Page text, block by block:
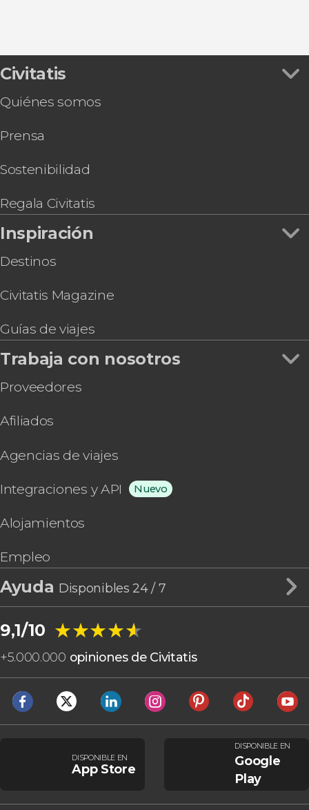
Civitatis
Quiénes somos
Prensa
Sostenibilidad
Regala Civitatis
Inspiración
Destinos
Civitatis Magazine
Guías de viajes
Trabaja con nosotros
Proveedores
Afiliados
Agencias de viajes
Integraciones y API Nuevo
Alojamientos
Empleo
Ayuda Disponibles 24 / 7
9,1/10 ★★★★★
★★★★★
+5.000.000 opiniones de Civitatis
DISPONIBLE EN
App Store
DISPONIBLE EN
Google
Play